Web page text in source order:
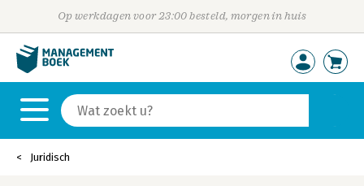
Op werkdagen voor 23:00 besteld, morgen in huis
Juridisch